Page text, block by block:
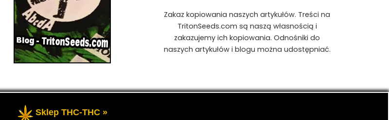
Zakaz kopiowania naszych artykułów. Treści na
TritonSeeds.com są naszą własnością i
zakazujemy ich kopiowania. Odnośniki do
naszych artykułów i blogu można udostępniać.
- Przedstawia portal-blog o Marihuanie, cannabis, konopiach indyjskich, CBD, RSO, THC.
Sklep THC-THC »